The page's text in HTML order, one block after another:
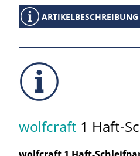
ARTIKELBESCHREIBUNG
wolfcraft 1 Haft-